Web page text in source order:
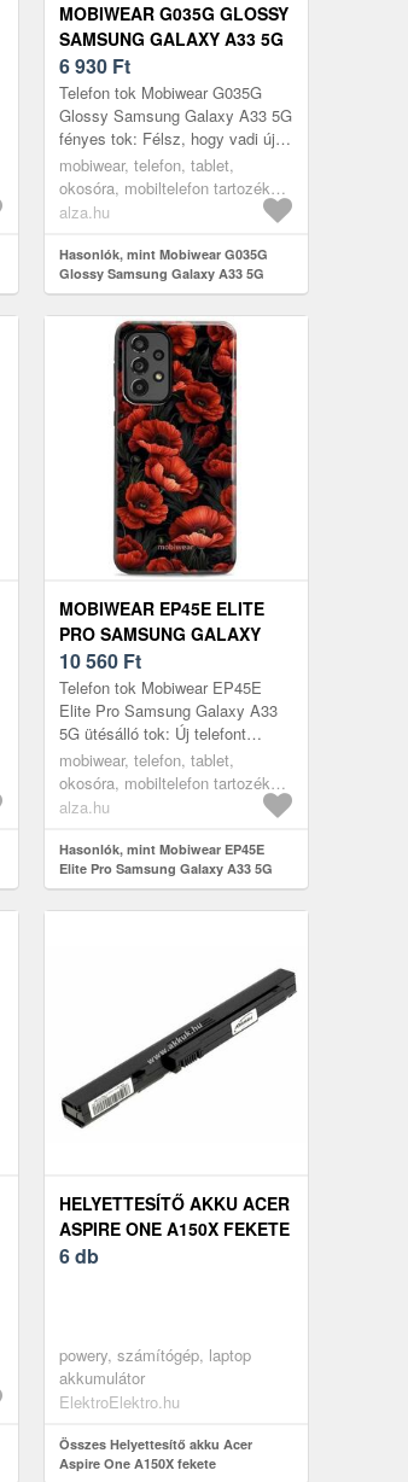
MOBIWEAR G035G GLOSSY
SAMSUNG GALAXY A33 5G
FÉNYES TOK
6 930 Ft
Telefon tok Mobiwear G035G
Glossy Samsung Galaxy A33 5G
fényes tok: Félsz, hogy vadi új
telefonod esetleg megsérül? Ez a
praktikus SAMSUNG Galaxy A...
mobiwear, telefon, tablet,
okosóra, mobiltelefon tartozékok,
tokok
alza.hu
Hasonlók, mint Mobiwear G035G
Glossy Samsung Galaxy A33 5G
fényes tok
MOBIWEAR EP45E ELITE
PRO SAMSUNG GALAXY
A33 5G ÜTÉSÁLLÓ TOK
10 560 Ft
Telefon tok Mobiwear EP45E
Elite Pro Samsung Galaxy A33
5G ütésálló tok: Új telefont
vásároltál, és félsz az esetleges
sérülésektől? Eme SAMSUNG
Ga...
mobiwear, telefon, tablet,
okosóra, mobiltelefon tartozékok,
tokok
alza.hu
Hasonlók, mint Mobiwear EP45E
Elite Pro Samsung Galaxy A33 5G
ütésálló tok
HELYETTESÍTŐ AKKU ACER
ASPIRE ONE A150X FEKETE
6 db
powery, számítógép, laptop
akkumulátor
ElektroElektro.hu
Összes Helyettesítő akku Acer
Aspire One A150X fekete